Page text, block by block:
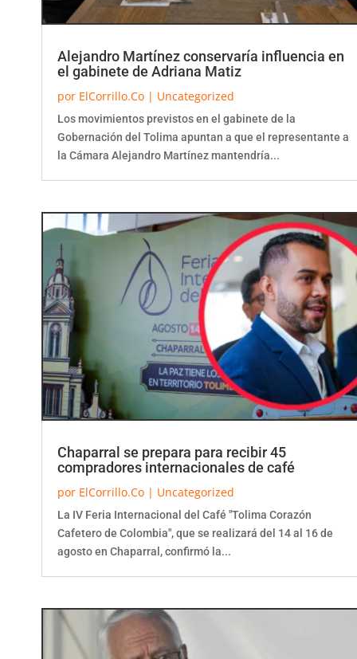
Alejandro Martínez conservaría influencia en
el gabinete de Adriana Matiz
por ElCorrillo.Co | Uncategorized
Los movimientos previstos en el gabinete de la
Gobernación del Tolima apuntan a que el representante a
la Cámara Alejandro Martínez mantendría...
Chaparral se prepara para recibir 45
compradores internacionales de café
por ElCorrillo.Co | Uncategorized
La IV Feria Internacional del Café "Tolima Corazón
Cafetero de Colombia", que se realizará del 14 al 16 de
agosto en Chaparral, confirmó la...